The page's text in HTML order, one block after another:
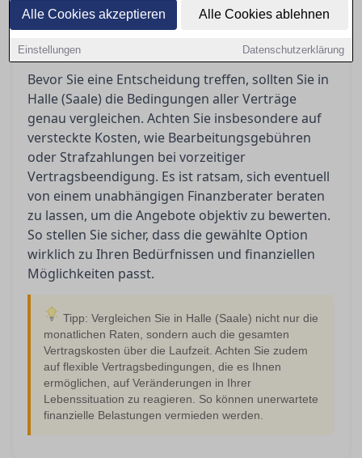
Alle Cookies akzeptieren Alle Cookies ablehnen
Einstellungen Datenschutzerklärung
Vorteil, aber die Tatsache, dass Sie das Auto
später besitzen, könnte langfristige finanzielle
Sicherheit bieten.
Bevor Sie eine Entscheidung treffen, sollten Sie in
Halle (Saale) die Bedingungen aller Verträge
genau vergleichen. Achten Sie insbesondere auf
versteckte Kosten, wie Bearbeitungsgebühren
oder Strafzahlungen bei vorzeitiger
Vertragsbeendigung. Es ist ratsam, sich eventuell
von einem unabhängigen Finanzberater beraten
zu lassen, um die Angebote objektiv zu bewerten.
So stellen Sie sicher, dass die gewählte Option
wirklich zu Ihren Bedürfnissen und finanziellen
Möglichkeiten passt.
Tipp: Vergleichen Sie in Halle (Saale) nicht nur die
monatlichen Raten, sondern auch die gesamten
Vertragskosten über die Laufzeit. Achten Sie zudem
auf flexible Vertragsbedingungen, die es Ihnen
ermöglichen, auf Veränderungen in Ihrer
Lebenssituation zu reagieren. So können unerwartete
finanzielle Belastungen vermieden werden.